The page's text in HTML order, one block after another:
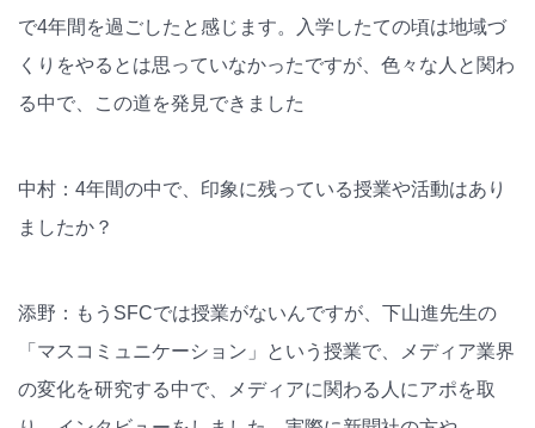
で4年間を過ごしたと感じます。入学したての頃は地域づ
くりをやるとは思っていなかったですが、色々な人と関わ
る中で、この道を発見できました
中村：4年間の中で、印象に残っている授業や活動はあり
ましたか？
添野：もうSFCでは授業がないんですが、下山進先生の
「マスコミュニケーション」という授業で、メディア業界
の変化を研究する中で、メディアに関わる人にアポを取